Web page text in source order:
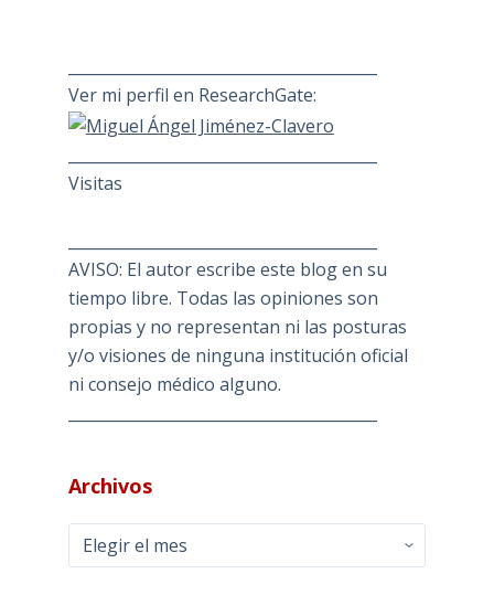
Ver mi perfil en ResearchGate:
Visitas
AVISO: El autor escribe este blog en su
tiempo libre. Todas las opiniones son
propias y no representan ni las posturas
y/o visiones de ninguna institución oficial
ni consejo médico alguno.
Archivos
Archivos